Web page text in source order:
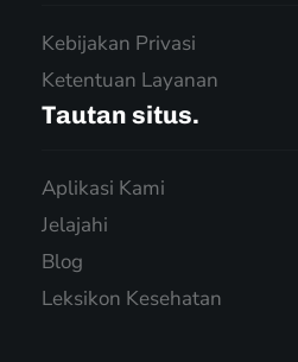
Kebijakan Privasi
Ketentuan Layanan
Tautan situs.
Aplikasi Kami
Jelajahi
Blog
Leksikon Kesehatan